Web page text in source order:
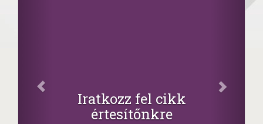
Iratkozz fel cikk
értesítőnkre